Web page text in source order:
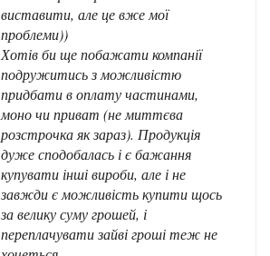
виставити, але це вже мої
проблеми))
Хотів би ще побажати компанії
подружитись з можливістю
придбати в оплату частинами,
моно чи приват (не миттєва
розстрочка як зараз). Продукція
дуже сподобалась і є бажання
купувати інші вироби, але і не
завжди є можливість купити щось
за велику суму грошей, і
переплачувати зайві гроші теж не